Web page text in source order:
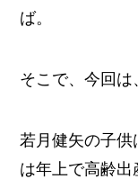
ば。
そこで、今回は
若月健矢の子
は年上で高齢出